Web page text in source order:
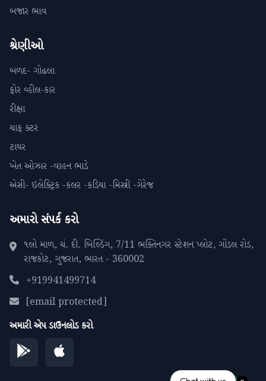
બજાર ભાવ
શ્રેણીઓ
બળદ- ગોઢલા
ફોર વ્હીલ-કાર
રીક્ષા
ચાફ ક્ટર
ટાયર
ખેત ઓઝાર -વાહન ભાડે
એસી- ઇલેક્ટ્રિક -કલર -કડિયા -મિસ્ત્રી -ગેરેજ
અમારો સંપર્ક કરો
૧લો માળ, ચં. દી. બિલ્ડિંગ, 7/11 ભક્તિનગર સ્ટેશન પ્લોટ, ગોંડલ રોડ,
રાજકોટ, ગુજરાત, ભારત - 360002
+919941499714
[email protected]
અમારી એપ ડાઉનલોડ કરો